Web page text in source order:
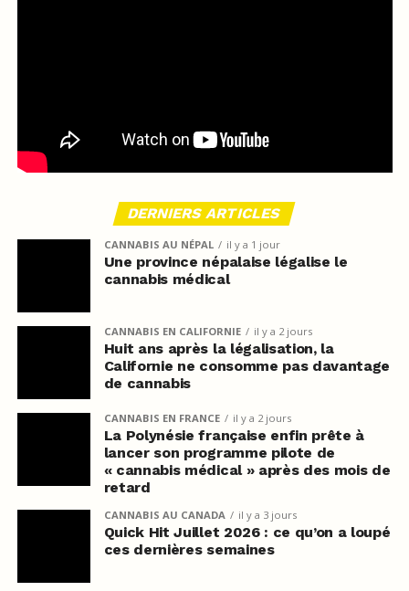
DERNIERS ARTICLES
CANNABIS AU NÉPAL il y a 1 jour
Une province népalaise légalise le
cannabis médical
CANNABIS EN CALIFORNIE il y a 2 jours
Huit ans après la légalisation, la
Californie ne consomme pas davantage
de cannabis
CANNABIS EN FRANCE il y a 2 jours
La Polynésie française enfin prête à
lancer son programme pilote de
« cannabis médical » après des mois de
retard
CANNABIS AU CANADA il y a 3 jours
Quick Hit Juillet 2026 : ce qu’on a loupé
ces dernières semaines